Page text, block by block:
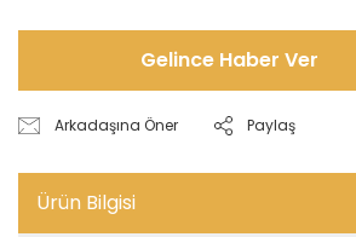
Gelince Haber Ver
Arkadaşına Öner Paylaş
Ürün Bilgisi